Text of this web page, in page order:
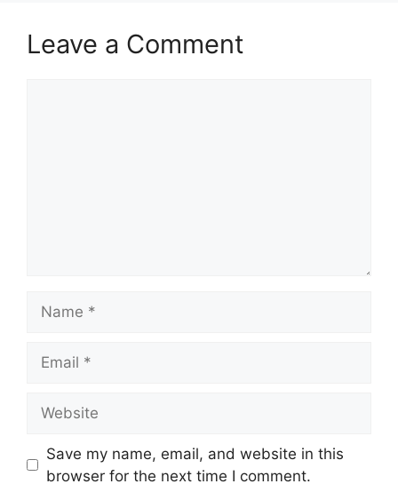
Leave a Comment
Save my name, email, and website in this
browser for the next time I comment.